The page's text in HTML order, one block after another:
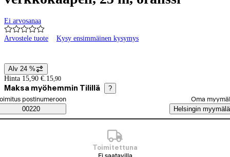
Ei arvosanaa
Arvostele tuote Kysy ensimmäinen kysymys
Hintatiedot
Alv 24 %
Hinta 15,90 €. 15,90
Maksa myöhemmin Tilillä ?
Saatavuustiedot
tilaustapa
postinumeroon
00220
Oma
Helsingin myymälä
Toimitettuna